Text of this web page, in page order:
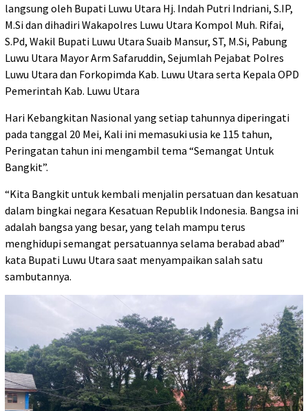
langsung oleh Bupati Luwu Utara Hj. Indah Putri Indriani, S.IP,
M.Si dan dihadiri Wakapolres Luwu Utara Kompol Muh. Rifai,
S.Pd, Wakil Bupati Luwu Utara Suaib Mansur, ST, M.Si, Pabung
Luwu Utara Mayor Arm Safaruddin, Sejumlah Pejabat Polres
Luwu Utara dan Forkopimda Kab. Luwu Utara serta Kepala OPD
Pemerintah Kab. Luwu Utara
Hari Kebangkitan Nasional yang setiap tahunnya diperingati
pada tanggal 20 Mei, Kali ini memasuki usia ke 115 tahun,
Peringatan tahun ini mengambil tema “Semangat Untuk
Bangkit”.
“Kita Bangkit untuk kembali menjalin persatuan dan kesatuan
dalam bingkai negara Kesatuan Republik Indonesia. Bangsa ini
adalah bangsa yang besar, yang telah mampu terus
menghidupi semangat persatuannya selama berabad abad”
kata Bupati Luwu Utara saat menyampaikan salah satu
sambutannya.